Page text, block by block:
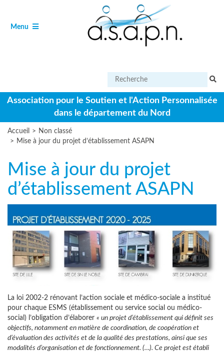
contenu
Ouvrir
Menu
de
Effectuer
une
recherche
le
Association pour le Soutien et l'Action Personnalisée
dans le département du Nord
Accueil > Non classé
> Mise à jour du projet d’établissement ASAPN
Mise à jour du projet
d’établissement ASAPN
La loi 2002-2 rénovant l’action sociale et médico-sociale a institué
pour chaque ESMS (établissement ou service social ou médico-
social) l’obligation d’élaborer « un projet d’établissement qui définit ses
objectifs, notamment en matière de coordination, de coopération et
d’évaluation des activités et de la qualité des prestations, ainsi que ses
modalités d’organisation et de fonctionnement. (…). Ce projet est établi